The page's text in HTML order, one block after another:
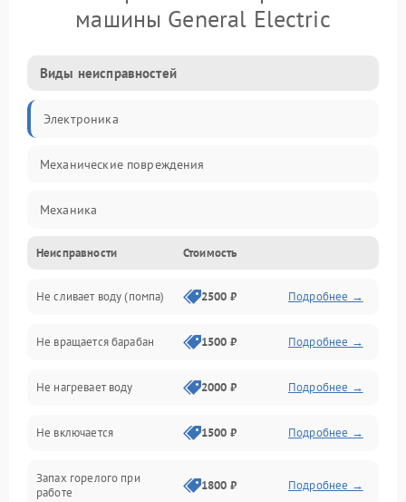
машины General Electric
Виды неисправностей
Электроника
Механические повреждения
Механика
Электропитание
Водоснабжение
Слив
Программное обеспечение
Неисправности Стоимость
Не сливает воду (помпа) 2500 ₽ Подробнее →
Не вращается барабан 1500 ₽ Подробнее →
Не нагревает воду 2000 ₽ Подробнее →
Не включается 1500 ₽ Подробнее →
Запах горелого при
работе
1800 ₽ Подробнее →